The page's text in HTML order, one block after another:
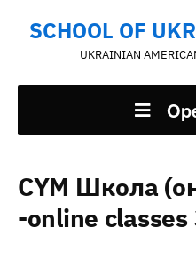
SCHOOL OF
UKRAINIAN
CYM Школа
-online